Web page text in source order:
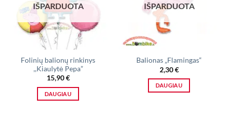
IŠPARDUOTA
Folinių balionų rinkinys
,,Kiaulytė Pepa”
15,90€
DAUGIAU
IŠPARDUOTA
Balionas „Flamingas“
2,30€
DAUGIAU